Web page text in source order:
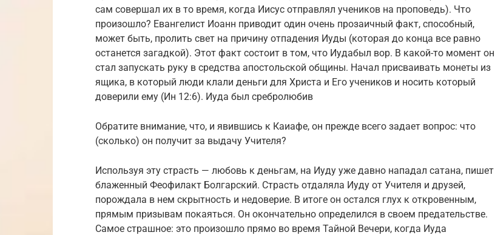
сам совершал их в то время, когда Иисус отправлял учеников на проповедь). Что
произошло? Евангелист Иоанн приводит один очень прозаичный факт, способный,
может быть, пролить свет на причину отпадения Иуды (которая до конца все равно
останется загадкой). Этот факт состоит в том, что Иудабыл вор. В какой-то момент он
стал запускать руку в средства апостольской общины. Начал присваивать монеты из
ящика, в который люди клали деньги для Христа и Его учеников и носить который
доверили ему (Ин 12:6). Иуда был сребролюбив
Обратите внимание, что, и явившись к Каиафе, он прежде всего задает вопрос: что
(сколько) он получит за выдачу Учителя?
Используя эту страсть — любовь к деньгам, на Иуду уже давно нападал сатана, пишет
блаженный Феофилакт Болгарский. Страсть отдаляла Иуду от Учителя и друзей,
порождала в нем скрытность и недоверие. В итоге он остался глух к откровенным,
прямым призывам покаяться. Он окончательно определился в своем предательстве.
Самое страшное: это произошло прямо во время Тайной Вечери, когда Иуда